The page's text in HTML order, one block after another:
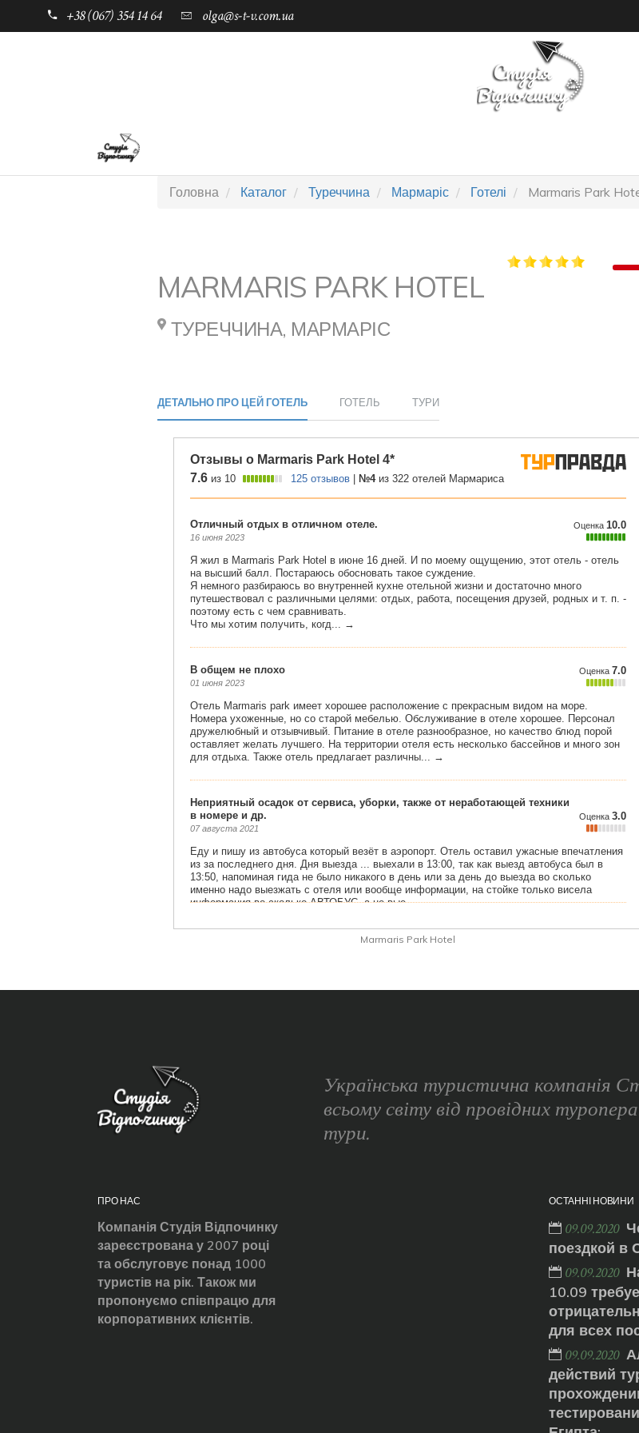
+38 (067) 354 14 64 olga@s-t-v.com.ua
Головна Каталог Туреччина Мармаріс Готелі Marmaris Park
MARMARIS PARK HOTEL
ТУРЕЧЧИНА, МАРМАРІС
ДЕТАЛЬНО ПРО ЦЕЙ ГОТЕЛЬ ГОТЕЛЬ ТУРИ
Marmaris Park Hotel
Українська туристична компанія
всьому світу від провідних
тури.
ПРО НАС
Компанія Студія Відпочинку
зареєстрована у 2007 році
та обслуговує понад 1000
туристів на рік. Також ми
пропонуємо співпрацю для
корпоративних клієнтів.
ОСТАННІ НОВИНИ
09.09.2020
поездкой в
09.09.2020
10.09
для всех
09.09.2020
действий